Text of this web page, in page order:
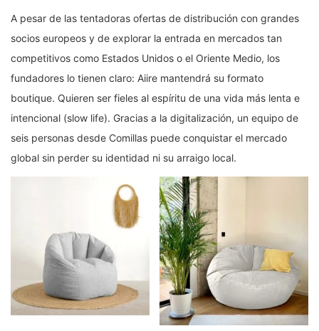
A pesar de las tentadoras ofertas de distribución con grandes
socios europeos y de explorar la entrada en mercados tan
competitivos como Estados Unidos o el Oriente Medio, los
fundadores lo tienen claro: Aiire mantendrá su formato
boutique. Quieren ser fieles al espíritu de una vida más lenta e
intencional (slow life). Gracias a la digitalización, un equipo de
seis personas desde Comillas puede conquistar el mercado
global sin perder su identidad ni su arraigo local.